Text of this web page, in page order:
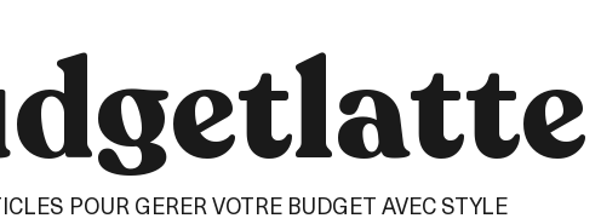
POUR GERER VOTRE BUDGET AVEC STYLE